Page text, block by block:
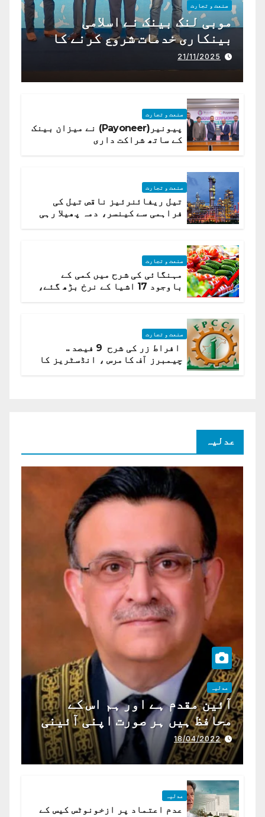
صنعت و تجارت
موبی لنک بینک نے اسلامی
بینکاری خدمات شروع کرنے کا
اعلان کیا ہے،
21/11/2025
صنعت و تجارت
پیونیر(Payoneer) نے میزان بینک
کے ساتھ شراکت داری
صنعت و تجارت
تیل ریفائنرئیز ناقص تیل کی
فراہمی سے کینسر، دمہ پھیلا رہی
صنعت و تجارت
مہنگائی کی شرح میں کمی کے
باوجود 17 اشیا کے نرخ بڑھ گئے،
صنعت و تجارت
افراط زر کی شرح 9 فیصد ..
چیمبرز آف کامرس ، انڈسٹریز کا
عدلیہ
عدلیہ
آئین مقدم ہے اور ہم اس کے
محافظ ہیں ہر صورت اپنی آئینی
ذمہ داری ادا کرینگے ، چیف
جسٹس پاکستان
18/04/2022
عدلیہ
عدم اعتماد پر ازخونوٹس کیس کے